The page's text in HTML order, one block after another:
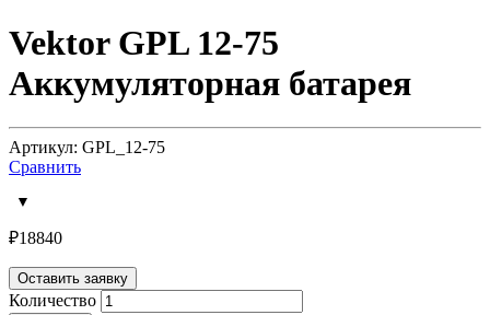
Vektor GPL 12-75
Аккумуляторная батарея
Артикул: GPL_12-75
Сравнить
₽18840
Оставить заявку
Количество